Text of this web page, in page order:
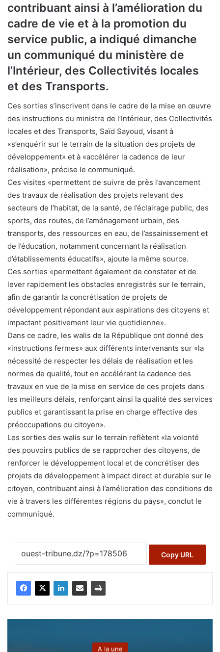
contribuant ainsi à l’amélioration du
cadre de vie et à la promotion du
service public, a indiqué dimanche
un communiqué du ministère de
l’Intérieur, des Collectivités locales
et des Transports.
Ces sorties s’inscrivent dans le cadre de la mise en œuvre
des instructions du ministre de l’Intérieur, des Collectivités
locales et des Transports, Saïd Sayoud, visant à
«s’enquérir sur le terrain de la situation des projets de
développement» et à «accélérer la cadence de leur
réalisation», précise le communiqué.
Ces visites «permettent de suivre de près l’avancement
des travaux de réalisation des projets relevant des
secteurs de l’habitat, de la santé, de l’éclairage public, des
sports, des routes, de l’aménagement urbain, des
transports, des ressources en eau, de l’assainissement et
de l’éducation, notamment concernant la réalisation
d’établissements éducatifs», ajoute la même source.
Ces sorties «permettent également de constater et de
lever rapidement les obstacles enregistrés sur le terrain,
afin de garantir la concrétisation de projets de
développement répondant aux aspirations des citoyens et
impactant positivement leur vie quotidienne».
Dans ce cadre, les walis de la République ont donné des
«instructions fermes» aux différents intervenants sur «la
nécessité de respecter les délais de réalisation et les
normes de qualité, tout en accélérant la cadence des
travaux en vue de la mise en service de ces projets dans
les meilleurs délais, renforçant ainsi la qualité des services
publics et garantissant la prise en charge effective des
préoccupations du citoyen».
Les sorties des walis sur le terrain reflètent «la volonté
des pouvoirs publics de se rapprocher des citoyens, de
renforcer le développement local et de concrétiser des
projets de développement à impact direct et durable sur le
citoyen, contribuant ainsi à l’amélioration des conditions de
vie à travers les différentes régions du pays», conclut le
communiqué.
Copy URL
A la une